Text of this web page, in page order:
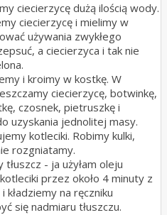
ciecierzycę dużą ilością wody.
ciecierzycę i mielimy w
używania zwykłego
a ciecierzyca i tak nie
i kroimy w kostkę. W
ciecierzycę, botwinkę,
czosnek, pietruszkę i
uzyskania jednolitej masy.
kotleciki. Robimy kulki,
rozgniatamy.
- ja użyłam oleju
przez około 4 minuty z
kładziemy na ręczniku
się nadmiaru tłuszczu.